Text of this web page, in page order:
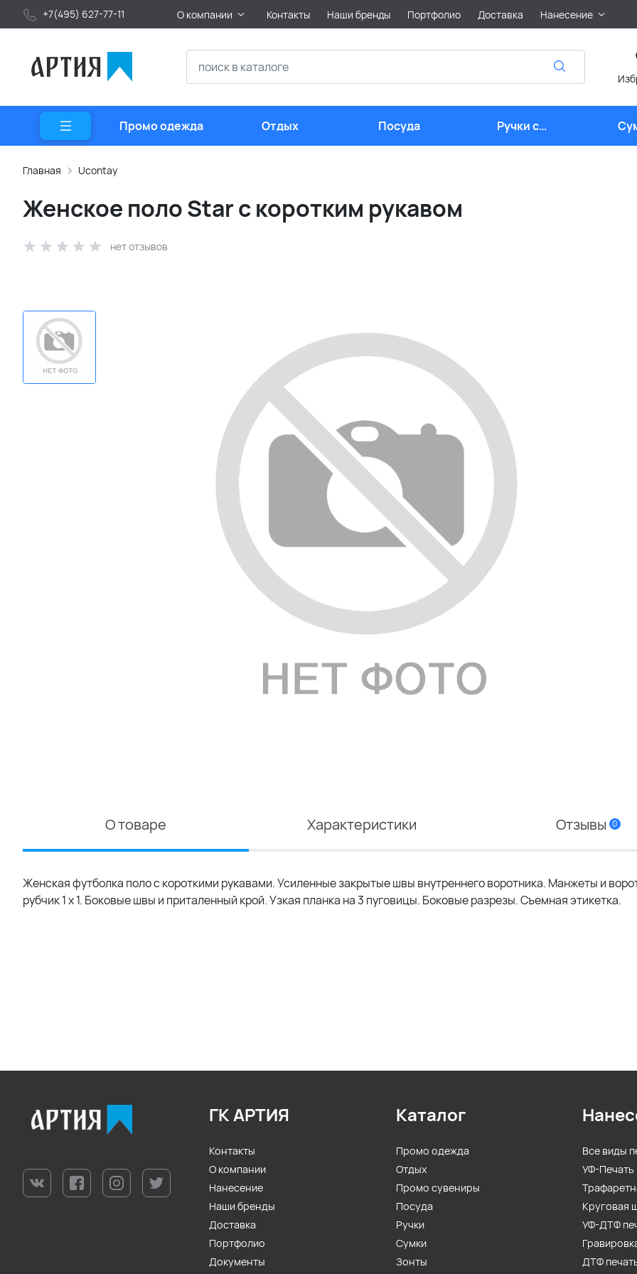
+7(495) 627-77-11 О компании Контакты Наши бренды Портфолио Доставка Нанесение
Промо одежда Отдых Посуда
Ручки с
логотипом
Главная Ucontay
Женское поло Star с коротким рукавом
нет отзывов
О товаре Характеристики Отзывы 0
Женская футболка поло с короткими рукавами. Усиленные закрытые швы внутреннего воротника. Манжеты и
рубчик 1 x 1. Боковые швы и приталенный крой. Узкая планка на 3 пуговицы. Боковые разрезы. Съемная этикетка.
ГК АРТИЯ
Контакты
О компании
Нанесение
Наши бренды
Доставка
Портфолио
Документы
Каталог
Промо одежда
Отдых
Промо сувениры
Посуда
Ручки
Сумки
Зонты
Все виды
УФ-Печать
Круговая
УФ-ДТФ
ДТФ